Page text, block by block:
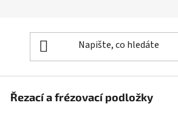
Řezací a frézovací podložky